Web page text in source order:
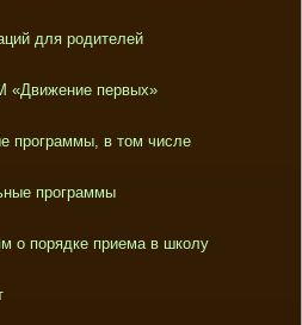
для родителей
«Движение первых»
программы, в том числе
программы
о порядке приема в школу